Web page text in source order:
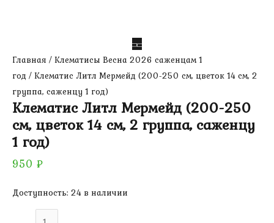
Главная / Клематисы Весна 2026 саженцам 1
год / Клематис Литл Мермейд (200-250 см, цветок 14 см, 2
группа, саженцу 1 год)
Клематис Литл Мермейд (200-250
см, цветок 14 см, 2 группа, саженцу
1 год)
950 ₽
Доступность: 24 в наличии
Количество